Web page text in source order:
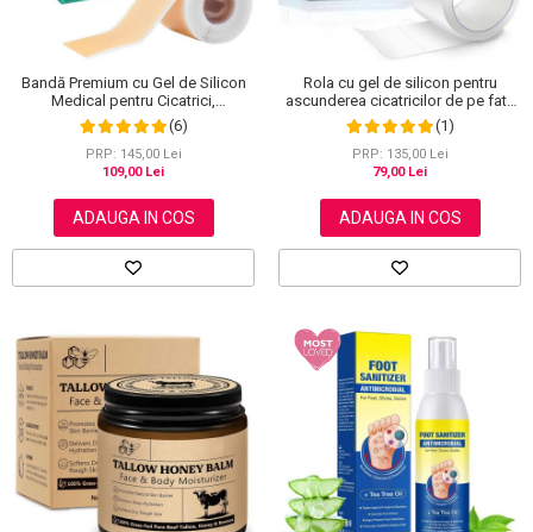
Bandă Premium cu Gel de Silicon
Medical pentru Cicatrici,
Reutilizabilă, NOVA KISS®, 4 cm x
1.5 m
(6)
PRP: 145,00 Lei
109,00 Lei
ADAUGA IN COS
Rola cu gel de silicon pentru
ascunderea cicatricilor de pe fata
sau corp, plasture reutilizabil, 2.5
cm x 1.5 m, Elaimei
(1)
PRP: 135,00 Lei
79,00 Lei
ADAUGA IN COS